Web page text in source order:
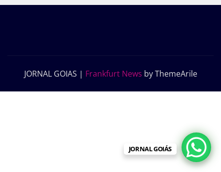
JORNAL GOIAS | Frankfurt News by ThemeArile
JORNAL GOIÁS